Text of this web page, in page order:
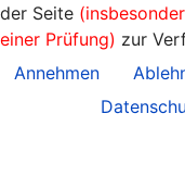
der Seite
einer Prüfung) zur
Annehmen